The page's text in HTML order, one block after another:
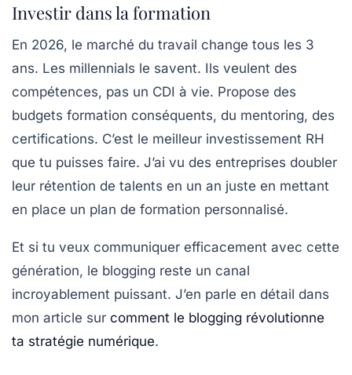
Investir dans la formation
En 2026, le marché du travail change tous les 3
ans. Les millennials le savent. Ils veulent des
compétences, pas un CDI à vie. Propose des
budgets formation conséquents, du mentoring, des
certifications. C’est le meilleur investissement RH
que tu puisses faire. J’ai vu des entreprises doubler
leur rétention de talents en un an juste en mettant
en place un plan de formation personnalisé.
Et si tu veux communiquer efficacement avec cette
génération, le blogging reste un canal
incroyablement puissant. J’en parle en détail dans
mon article sur comment le blogging révolutionne
ta stratégie numérique.